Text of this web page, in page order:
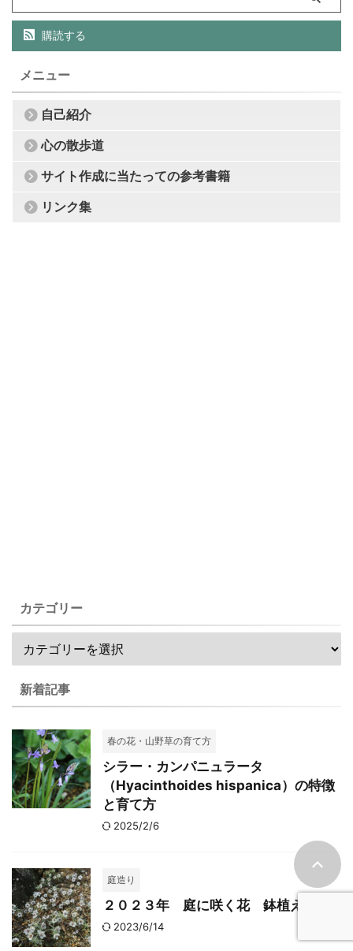
購読する
メニュー
自己紹介
心の散歩道
サイト作成に当たっての参考書籍
リンク集
カテゴリー
新着記事
春の花・山野草の育て方
シラー・カンパニュラータ
（Hyacinthoides hispanica）の特徴
と育て方
2025/2/6
庭造り
２０２３年 庭に咲く花 鉢植えの花
2023/6/14